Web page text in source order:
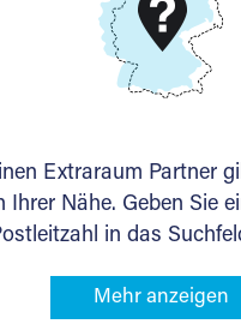
Aktiengesellschaft
11A
Extraraum Partner
Ihrer Nähe. Geben Sie
in das
Partners mit